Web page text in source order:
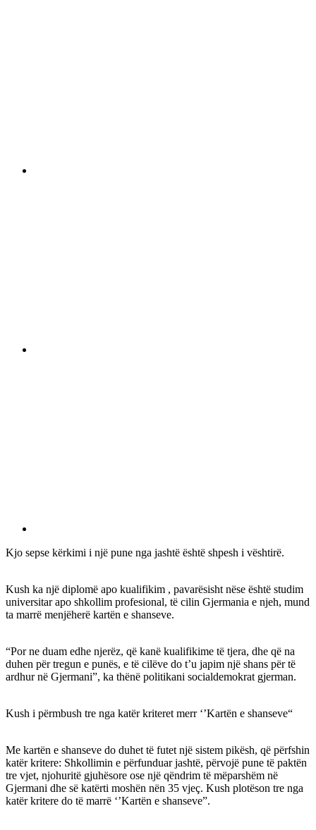
Kjo sepse kërkimi i një pune nga jashtë është shpesh i vështirë.
Kush ka një diplomë apo kualifikim , pavarësisht nëse është studim
universitar apo shkollim profesional, të cilin Gjermania e njeh, mund
ta marrë menjëherë kartën e shanseve.
“Por ne duam edhe njerëz, që kanë kualifikime të tjera, dhe që na
duhen për tregun e punës, e të cilëve do t’u japim një shans për të
ardhur në Gjermani”, ka thënë politikani socialdemokrat gjerman.
Kush i përmbush tre nga katër kriteret merr ‘’Kartën e shanseve“
Me kartën e shanseve do duhet të futet një sistem pikësh, që përfshin
katër kritere: Shkollimin e përfunduar jashtë, përvojë pune të paktën
tre vjet, njohuritë gjuhësore ose një qëndrim të mëparshëm në
Gjermani dhe së katërti moshën nën 35 vjeç. Kush plotëson tre nga
katër kritere do të marrë ‘’Kartën e shanseve”.